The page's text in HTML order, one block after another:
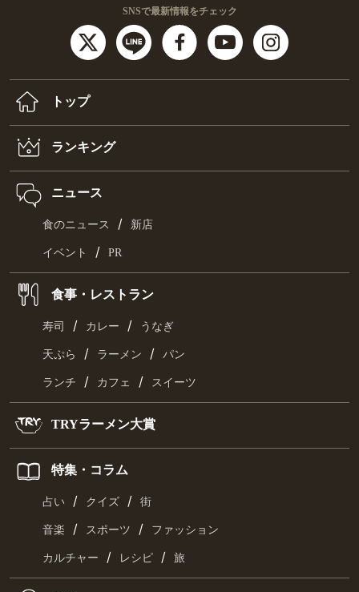
SNSで最新情報をチェック
トップ
ランキング
ニュース
食のニュース / 新店
イベント / PR
食事・レストラン
寿司 / カレー / うなぎ
天ぷら / ラーメン / パン
ランチ / カフェ / スイーツ
TRYラーメン大賞
特集・コラム
占い / クイズ / 街
音楽 / スポーツ / ファッション
カルチャー / レシピ / 旅